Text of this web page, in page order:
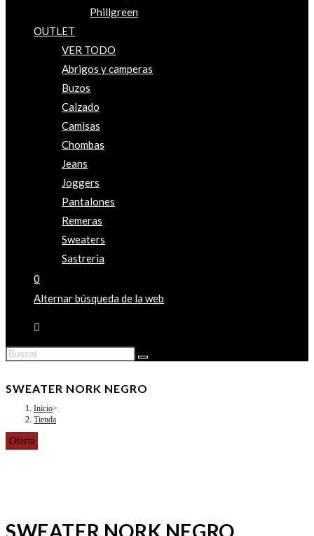
Phillgreen
OUTLET
VER TODO
Abrigos y camperas
Buzos
Calzado
Camisas
Chombas
Jeans
Joggers
Pantalones
Remeras
Sweaters
Sastreria
0
Alternar búsqueda de la web
SWEATER NORK NEGRO
Inicio>
Tienda
Oferta
SWEATER NORK NEGRO